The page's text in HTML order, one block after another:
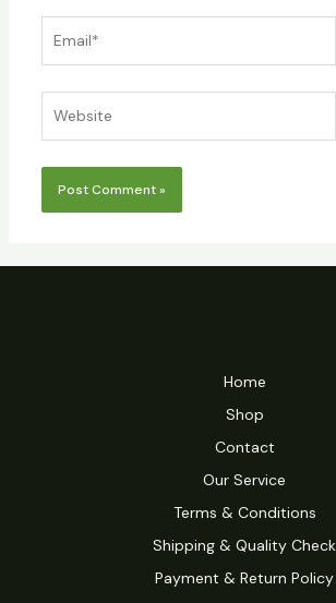
Home
Shop
Contact
Our Service
Terms & Conditions
Shipping & Quality Check
Payment & Return Policy